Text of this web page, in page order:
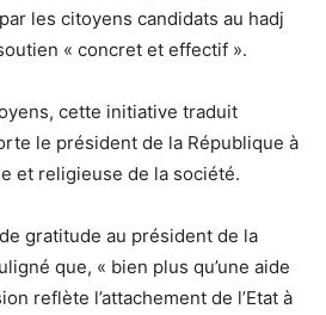
les citoyens candidats au hadj
« concret et effectif ».
cette initiative traduit
le président de la République à
et religieuse de la société.
gratitude au président de la
que, « bien plus qu’une aide
reflète l’attachement de l’Etat à